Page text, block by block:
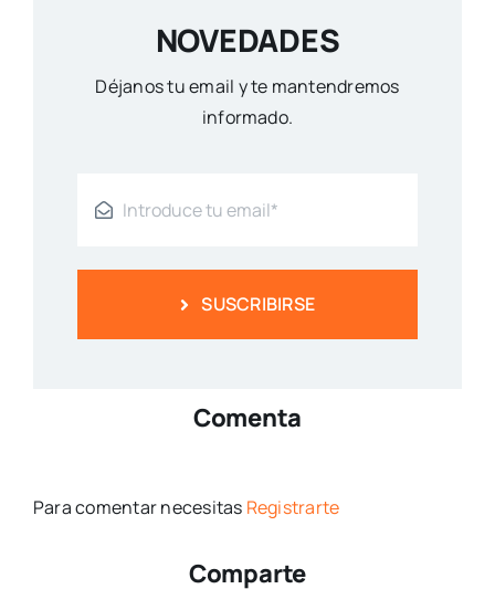
NOVEDADES
Déjanos tu email y te mantendremos
informado.
SUSCRIBIRSE
Comenta
Para comentar necesitas Registrarte
Comparte